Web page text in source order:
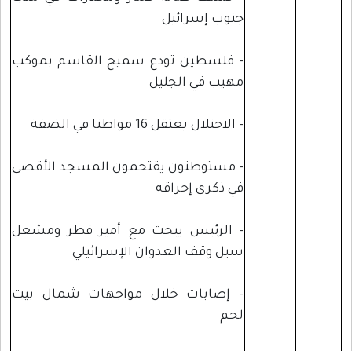
جنوب إسرائيل
- فلسطين تودع سميح القاسم بموكب
مهيب في الجليل
- الاحتلال يعتقل 16 مواطنا في الضفة
- مستوطنون يقتحمون المسجد الأقصى
في ذكرى إحراقه
- الرئيس يبحث مع أمير قطر ومشعل
سبل وقف العدوان الإسرائيلي
- إصابات خلال مواجهات شمال بيت
لحم